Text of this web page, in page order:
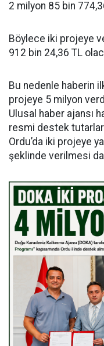
2 milyon 85 bin
Böylece iki projeye
912 bin 24,36 TL
Bu nedenle haberin
projeye 5 milyon
Ulusal haber ajansı
resmi destek tutarları
Ordu’da iki projeye
şeklinde verilmesi